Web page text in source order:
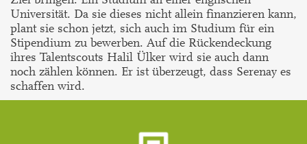
Universität. Da sie dieses nicht allein finanzieren kann,
plant sie schon jetzt, sich auch im Studium für ein
Stipendium zu bewerben. Auf die Rückendeckung
ihres Talentscouts Halil Ülker wird sie auch dann
noch zählen können. Er ist überzeugt, dass Serenay es
schaffen wird.